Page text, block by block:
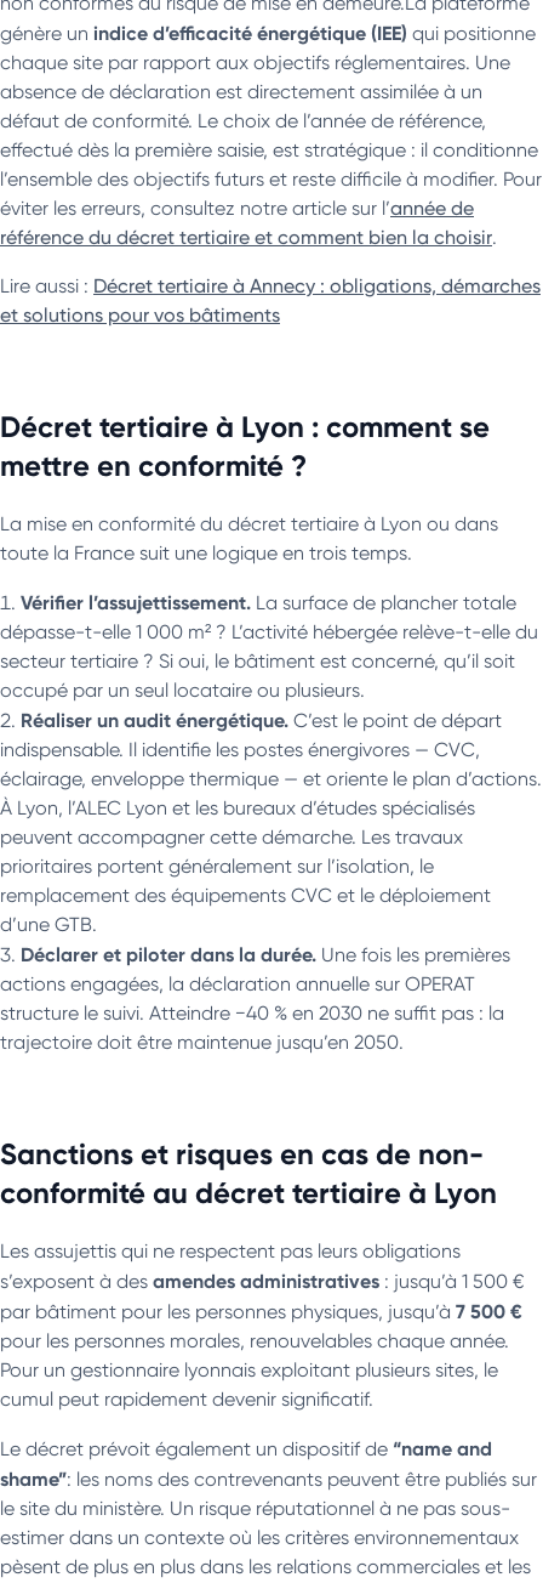
génère un indice d’efficacité énergétique (IEE) qui positionne
chaque site par rapport aux objectifs réglementaires. Une
absence de déclaration est directement assimilée à un
défaut de conformité. Le choix de l’année de référence,
effectué dès la première saisie, est stratégique : il conditionne
l’ensemble des objectifs futurs et reste difficile à modifier. Pour
éviter les erreurs, consultez notre article sur l’année de
référence du décret tertiaire et comment bien la choisir.
Lire aussi : Décret tertiaire à Annecy : obligations, démarches
et solutions pour vos bâtiments
Décret tertiaire à Lyon : comment se
mettre en conformité ?
La mise en conformité du décret tertiaire à Lyon ou dans
toute la France suit une logique en trois temps.
Vérifier l’assujettissement. La surface de plancher totale
dépasse-t-elle 1 000 m² ? L’activité hébergée relève-t-elle du
secteur tertiaire ? Si oui, le bâtiment est concerné, qu’il soit
occupé par un seul locataire ou plusieurs.
Réaliser un audit énergétique. C’est le point de départ
indispensable. Il identifie les postes énergivores — CVC,
éclairage, enveloppe thermique — et oriente le plan d’actions.
À Lyon, l’ALEC Lyon et les bureaux d’études spécialisés
peuvent accompagner cette démarche. Les travaux
prioritaires portent généralement sur l’isolation, le
remplacement des équipements CVC et le déploiement
d’une GTB.
Déclarer et piloter dans la durée. Une fois les premières
actions engagées, la déclaration annuelle sur OPERAT
structure le suivi. Atteindre −40 % en 2030 ne suffit pas : la
trajectoire doit être maintenue jusqu’en 2050.
Sanctions et risques en cas de non-
conformité au décret tertiaire à Lyon
Les assujettis qui ne respectent pas leurs obligations
s’exposent à des amendes administratives : jusqu’à 1 500 €
par bâtiment pour les personnes physiques, jusqu’à 7 500 €
pour les personnes morales, renouvelables chaque année.
Pour un gestionnaire lyonnais exploitant plusieurs sites, le
cumul peut rapidement devenir significatif.
Le décret prévoit également un dispositif de “name and
shame”: les noms des contrevenants peuvent être publiés sur
le site du ministère. Un risque réputationnel à ne pas sous-
estimer dans un contexte où les critères environnementaux
pèsent de plus en plus dans les relations commerciales et les